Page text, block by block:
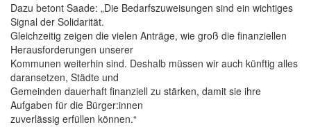
Dazu betont Saade: „Die Bedarfszuweisungen sind ein wichtiges
Signal der Solidarität.
Gleichzeitig zeigen die vielen Anträge, wie groß die finanziellen
Herausforderungen unserer
Kommunen weiterhin sind. Deshalb müssen wir auch künftig alles
daransetzen, Städte und
Gemeinden dauerhaft finanziell zu stärken, damit sie ihre
Aufgaben für die Bürger:innen
zuverlässig erfüllen können.“